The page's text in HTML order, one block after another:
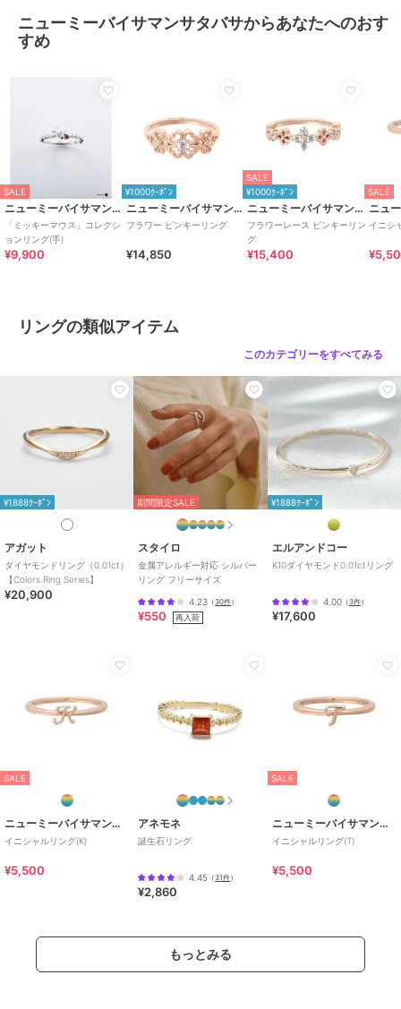
ニューミーバイサマンサタバサからあなたへのおす
すめ
SALE
ニューミーバイサマンサタバサ
「ミッキーマウス」コレクシ
ョンリング(手)
¥9,900
¥1000ｸｰﾎﾟﾝ
ニューミーバイサマンサタバサ
フラワー ピンキーリング
¥14,850
SALE
¥1000ｸｰﾎﾟﾝ
ニューミーバイサマンサタバサ
フラワーレース ピンキーリン
グ
¥15,400
SALE
イニシ
リングの類似アイテム
このカテゴリーをすべてみる
¥1888ｸｰﾎﾟﾝ
アガット
ダイヤモンドリング（0.01ct）
【Colors Ring Series】
¥20,900
期間限定SALE
スタイロ
金属アレルギー対応 シルバー
リング フリーサイズ
4.23 （30件）
¥550 再入荷
¥1888ｸｰﾎﾟﾝ
エルアンドコー
K10ダイヤモンド0.01ctリング
4.00（3件）
¥17,600
SALE
ニューミーバイサマンサタバサ
イニシャルリング(K)
¥5,500
アネモネ
誕生石リング
4.45 （31件）
¥2,860
SALE
ニューミーバイサマンサタバサ
イニシャルリング(T)
¥5,500
もっとみる